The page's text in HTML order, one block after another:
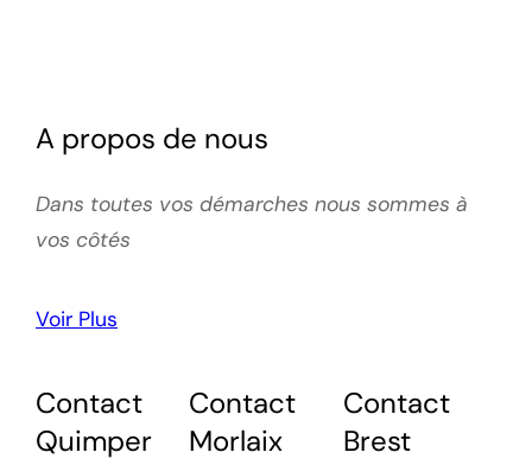
A propos de nous
Dans toutes vos démarches nous sommes à
vos côtés
Voir Plus
Contact
Quimper
Contact
Morlaix
Contact
Brest